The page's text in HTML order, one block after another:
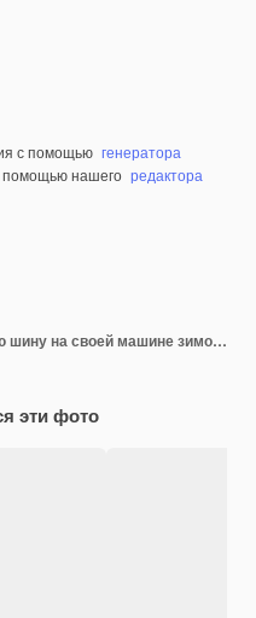
с помощью генератора
помощью нашего редактора
Женщина меняет проколотую шину на своей машине зимой Красивая девушка заменяет шины
эти фото